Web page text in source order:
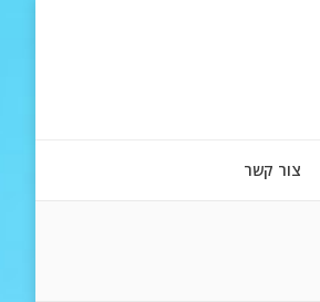
צור קשר